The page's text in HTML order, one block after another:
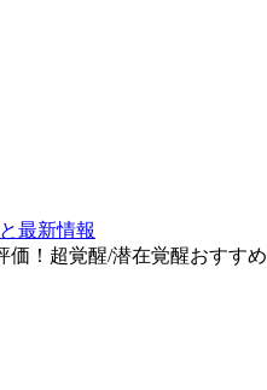
最新情報
価！超覚醒/潜在覚醒おすすめ